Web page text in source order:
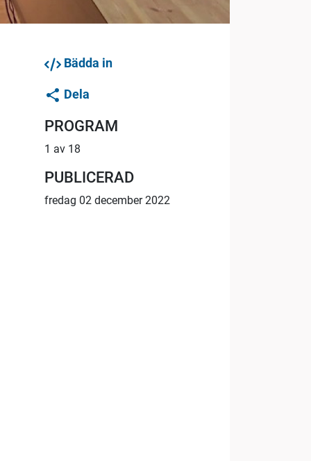
Bädda in
Dela
PROGRAM
1 av 18
PUBLICERAD
fredag 02 december 2022